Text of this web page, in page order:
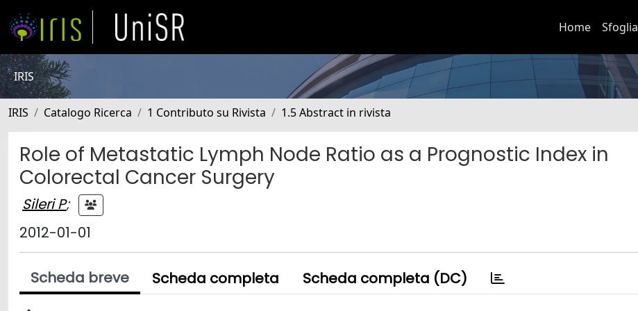
Home Sfoglia
IRIS
IRIS Catalogo Ricerca 1 Contributo su Rivista 1.5 Abstract in rivista
Role of Metastatic Lymph Node Ratio as a Prognostic Index in
Colorectal Cancer Surgery
Sileri P;
2012-01-01
Scheda breve Scheda completa Scheda completa (DC)